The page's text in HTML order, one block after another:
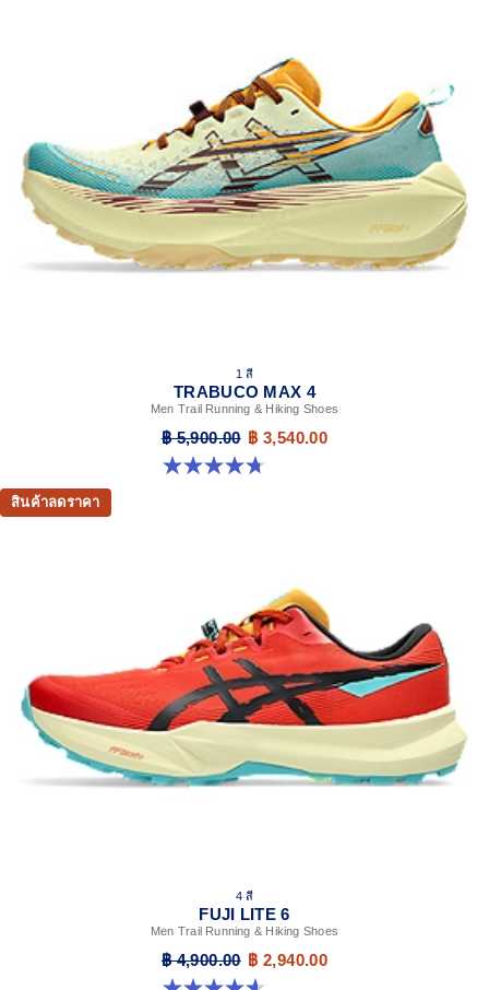
1 สี
TRABUCO MAX 4
Men Trail Running & Hiking Shoes
฿ 5,900.00 ฿ 3,540.00
4.7 จาก 5 ดาว 222 รีวิว
สินค้าลดราคา
4 สี
FUJI LITE 6
Men Trail Running & Hiking Shoes
฿ 4,900.00 ฿ 2,940.00